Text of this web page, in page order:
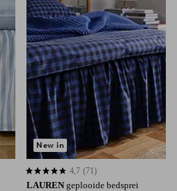
LAUREN geplooide bedsprei
4,7 op basis van 71 beoordelingen
4,7 (71)
New in
180X200